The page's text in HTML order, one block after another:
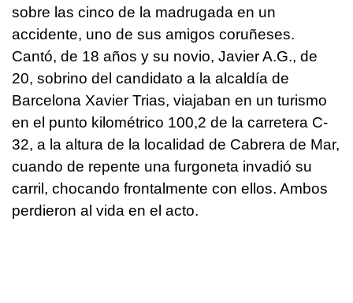
sobre las cinco de la madrugada en un
accidente, uno de sus amigos coruñeses.
Cantó, de 18 años y su novio, Javier A.G., de
20, sobrino del candidato a la alcaldía de
Barcelona Xavier Trias, viajaban en un turismo
en el punto kilométrico 100,2 de la carretera C-
32, a la altura de la localidad de Cabrera de Mar,
cuando de repente una furgoneta invadió su
carril, chocando frontalmente con ellos. Ambos
perdieron al vida en el acto.